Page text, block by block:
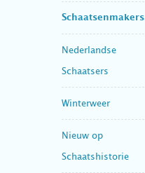
Schaatsenmakers
Nederlandse
Schaatsers
Winterweer
Nieuw op
Schaatshistorie